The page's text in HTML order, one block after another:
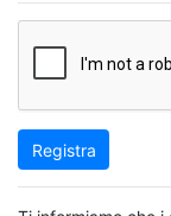
eventualmente
Dati di
I sistemi
Registra